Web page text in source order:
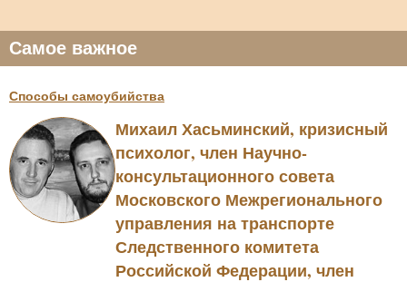
Самое важное
Способы самоубийства
Михаил Хасьминский, кризисный
психолог, член Научно-
консультационного совета
Московского Межрегионального
управления на транспорте
Следственного комитета
Российской Федерации, член